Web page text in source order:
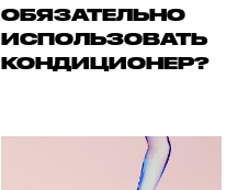
ОБЯЗАТЕЛЬНО
ИСПОЛЬЗОВАТЬ
КОНДИЦИОНЕР?